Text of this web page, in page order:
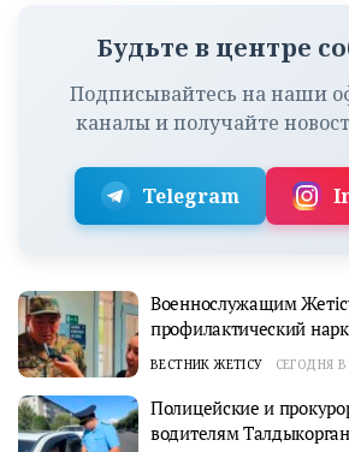
Будьте в центре
Подписывайтесь на наши
каналы и получайте
Telegram
Военнослужащим
профилактический
ВЕСТНИК ЖЕТІСУ СЕГОДНЯ В
Полицейские и
водителям